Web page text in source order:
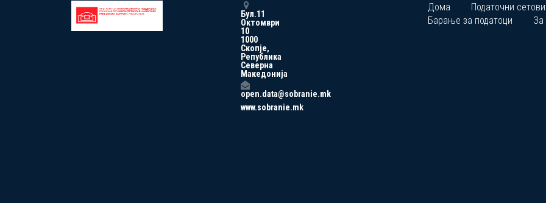
Бул.11
Октомври
10
1000
Скопје,
Република
Северна
Македонија
open.data@sobranie.mk
www.sobranie.mk
Дома
Податочни сетови
Барање за податоци
За